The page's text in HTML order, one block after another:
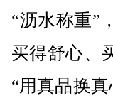
“沥水称重”
买得舒心、
“用真品换